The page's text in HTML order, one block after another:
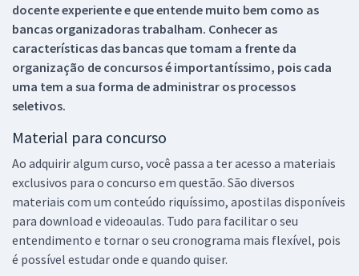
docente experiente e que entende muito bem como as
bancas organizadoras trabalham. Conhecer as
características das bancas que tomam a frente da
organização de concursos é importantíssimo, pois cada
uma tem a sua forma de administrar os processos
seletivos.
Material para concurso
Ao adquirir algum curso, você passa a ter acesso a materiais
exclusivos para o concurso em questão. São diversos
materiais com um conteúdo riquíssimo, apostilas disponíveis
para download e videoaulas. Tudo para facilitar o seu
entendimento e tornar o seu cronograma mais flexível, pois
é possível estudar onde e quando quiser.